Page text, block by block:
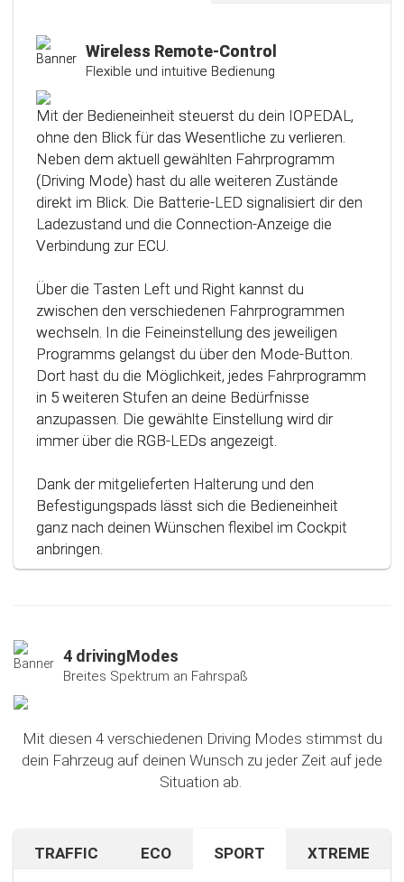
Wireless Remote-Control
Flexible und intuitive Bedienung
Mit der Bedieneinheit steuerst du dein IOPEDAL,
ohne den Blick für das Wesentliche zu verlieren.
Neben dem aktuell gewählten Fahrprogramm
(Driving Mode) hast du alle weiteren Zustände
direkt im Blick. Die Batterie-LED signalisiert dir den
Ladezustand und die Connection-Anzeige die
Verbindung zur ECU.
Über die Tasten Left und Right kannst du
zwischen den verschiedenen Fahrprogrammen
wechseln. In die Feineinstellung des jeweiligen
Programms gelangst du über den Mode-Button.
Dort hast du die Möglichkeit, jedes Fahrprogramm
in 5 weiteren Stufen an deine Bedürfnisse
anzupassen. Die gewählte Einstellung wird dir
immer über die RGB-LEDs angezeigt.
Dank der mitgelieferten Halterung und den
Befestigungspads lässt sich die Bedieneinheit
ganz nach deinen Wünschen flexibel im Cockpit
anbringen.
Kalibrierungsfunktion
Das Steuergerät (ECU) verfügt über eine
intelligente Kalibrierfunktion. Direkt nach dem
Einbau des IOPEDAL werden alle notwendigen
Informationen des Gaspedals automatisch
analysiert und zu einem optimierten individuellen
Kennfeld verarbeitet. Dadurch werden die
einzelnen Fahrmodi (Fahrprogramme)
automatisch an die Charakteristik des Gaspedals
Technologie werden alle Potenziale deines
Fahrzeuges erkannt und können optimal genutzt
werden.
4 drivingModes
Breites Spektrum an Fahrspaß
Mit diesen 4 verschiedenen Driving Modes stimmst du
dein Fahrzeug auf deinen Wunsch zu jeder Zeit auf jede
Situation ab.
TRAFFIC ECO SPORT XTREME
Bist du auf unbekanntem Terrain oder in dichtem
Sparen beim Fahren? Mit diesem cleveren
Falls du nach dem Ausprobieren unseres Sport-